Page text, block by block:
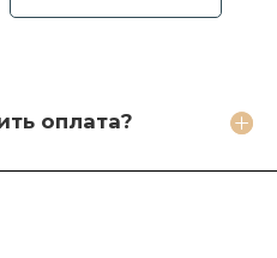
оплата?
Вам?
волосы?